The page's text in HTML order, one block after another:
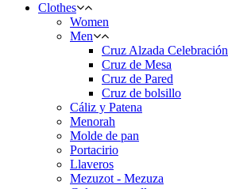
Clothes
Women
Men
Cruz Alzada Celebración
Cruz de Mesa
Cruz de Pared
Cruz de bolsillo
Cáliz y Patena
Menorah
Molde de pan
Portacirio
Llaveros
Mezuzot - Mezuza